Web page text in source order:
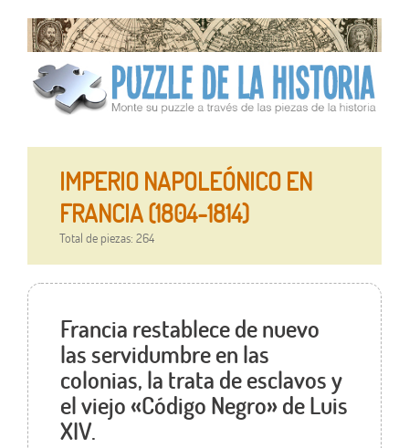
IMPERIO NAPOLEÓNICO EN
FRANCIA (1804-1814)
Total de piezas: 264
Francia restablece de nuevo
las servidumbre en las
colonias, la trata de esclavos y
el viejo «Código Negro» de Luis
XIV.